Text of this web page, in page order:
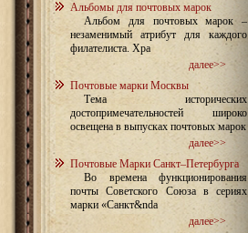
Альбомы для почтовых марок
Альбом для почтовых марок –
незаменимый атрибут для каждого
филателиста. Хра
далее>>
Почтовые марки Москвы
Тема исторических
достопримечательностей широко
освещена в выпусках почтовых марок
далее>>
Почтовые Марки Санкт–Петербурга
Во времена функционирования
почты Советского Союза в сериях
марки «Санкт&nda
далее>>